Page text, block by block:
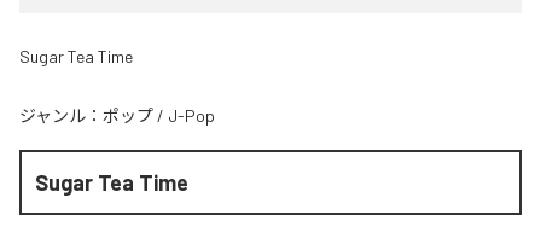
Sugar Tea Time
ジャンル： ポップ / J-Pop
Sugar Tea Time